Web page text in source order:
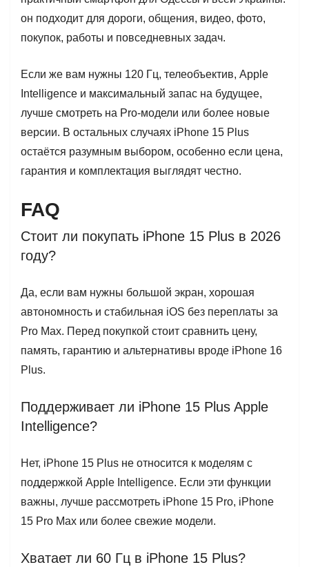
он подходит для дороги, общения, видео, фото,
покупок, работы и повседневных задач.
Если же вам нужны 120 Гц, телеобъектив, Apple
Intelligence и максимальный запас на будущее,
лучше смотреть на Pro-модели или более новые
версии. В остальных случаях iPhone 15 Plus
остаётся разумным выбором, особенно если цена,
гарантия и комплектация выглядят честно.
FAQ
Стоит ли покупать iPhone 15 Plus в 2026
году?
Да, если вам нужны большой экран, хорошая
автономность и стабильная iOS без переплаты за
Pro Max. Перед покупкой стоит сравнить цену,
память, гарантию и альтернативы вроде iPhone 16
Plus.
Поддерживает ли iPhone 15 Plus Apple
Intelligence?
Нет, iPhone 15 Plus не относится к моделям с
поддержкой Apple Intelligence. Если эти функции
важны, лучше рассмотреть iPhone 15 Pro, iPhone
15 Pro Max или более свежие модели.
Хватает ли 60 Гц в iPhone 15 Plus?